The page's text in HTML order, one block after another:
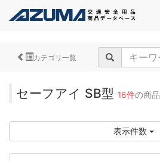
カテゴリ一覧
セーフアイ SB型 16件の商品
表示件数